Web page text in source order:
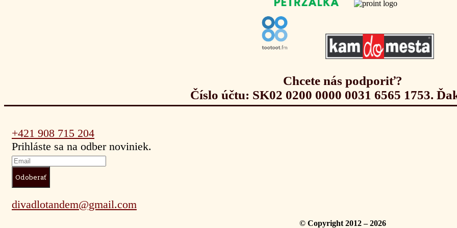
Chcete nás podporiť?
Číslo účtu: SK02 0200 0000 0031 6565 1753.
+421 908 715 204
Prihláste sa na odber noviniek.
divadlotandem@gmail.com
© Copyright 2012 – 2026